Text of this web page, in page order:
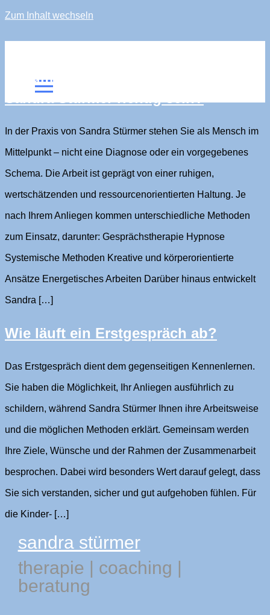
Zum Inhalt wechseln
Warum könnte ich in der Praxis von
Sandra Stürmer richtig sein?
In der Praxis von Sandra Stürmer stehen Sie als Mensch im
Mittelpunkt – nicht eine Diagnose oder ein vorgegebenes
Schema. Die Arbeit ist geprägt von einer ruhigen,
wertschätzenden und ressourcenorientierten Haltung. Je
nach Ihrem Anliegen kommen unterschiedliche Methoden
zum Einsatz, darunter: Gesprächstherapie Hypnose
Systemische Methoden Kreative und körperorientierte
Ansätze Energetisches Arbeiten Darüber hinaus entwickelt
Sandra […]
Wie läuft ein Erstgespräch ab?
Das Erstgespräch dient dem gegenseitigen Kennenlernen.
Sie haben die Möglichkeit, Ihr Anliegen ausführlich zu
schildern, während Sandra Stürmer Ihnen ihre Arbeitsweise
und die möglichen Methoden erklärt. Gemeinsam werden
Ihre Ziele, Wünsche und der Rahmen der Zusammenarbeit
besprochen. Dabei wird besonders Wert darauf gelegt, dass
Sie sich verstanden, sicher und gut aufgehoben fühlen. Für
die Kinder- […]
sandra stürmer
therapie | coaching |
beratung